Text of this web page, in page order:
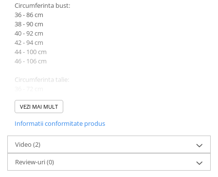
Circumferinta bust:
36 - 86 cm
38 - 90 cm
40 - 92 cm
42 - 94 cm
44 - 100 cm
46 - 106 cm
Circumferinta talie:
38 - 76 cm
40 - 78 cm
44 - 88 cm
46 - 92 cm
Circumferinta sold:
36 - 88 cm
VEZI MAI MULT
Informatii conformitate produs
Video (2)
Review-uri(0)